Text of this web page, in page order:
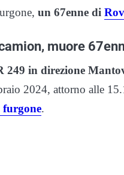
un 67enne di
muore
249 in direzione
2024, attorno alle
furgone.